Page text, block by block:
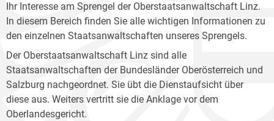
Ihr Interesse am Sprengel der Oberstaatsanwaltschaft Linz.
In diesem Bereich finden Sie alle wichtigen Informationen zu
den einzelnen Staatsanwaltschaften unseres Sprengels.
Der Oberstaatsanwaltschaft Linz sind alle
Staatsanwaltschaften der Bundesländer Oberösterreich und
Salzburg nachgeordnet. Sie übt die Dienstaufsicht über
diese aus. Weiters vertritt sie die Anklage vor dem
Oberlandesgericht.